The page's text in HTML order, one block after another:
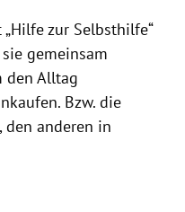
zur Selbsthilfe“
gemeinsam
den Alltag
Bzw. die
anderen in